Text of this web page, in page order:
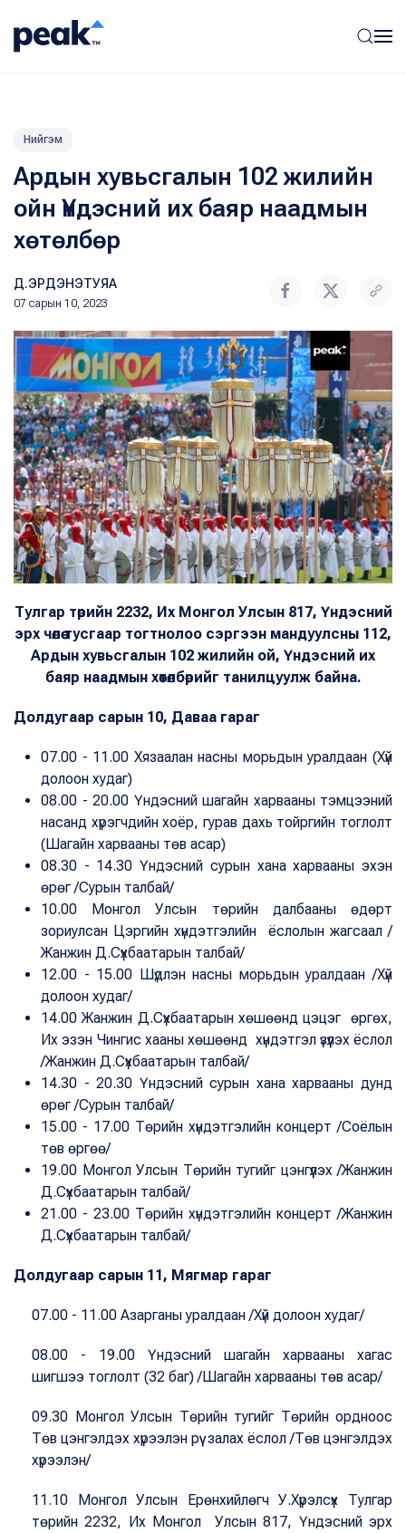
Нийгэм
Ардын хувьсгалын 102 жилийн
ойн Үндэсний их баяр наадмын
хөтөлбөр
Д.ЭРДЭНЭТУЯА
07 сарын 10, 2023
Тулгар төрийн 2232, Их Монгол Улсын 817, Үндэсний
эрх чөлөө тусгаар тогтнолоо сэргээн мандуулсны 112,
Ардын хувьсгалын 102 жилийн ой, Үндэсний их
баяр наадмын хөтөлбөрийг танилцуулж байна.
Долдугаар сарын 10, Даваа гараг
07.00 - 11.00 Хязаалан насны морьдын уралдаан (Хүй
долоон худаг)
08.00 - 20.00 Үндэсний шагайн харвааны тэмцээний
насанд хүрэгчдийн хоёр, гурав дахь тойргийн тоглолт
(Шагайн харвааны төв асар)
08.30 - 14.30 Үндэсний сурын хана харвааны эхэн
өрөг /Сурын талбай/
10.00 Монгол Улсын төрийн далбааны өдөрт
зориулсан Цэргийн хүндэтгэлийн ёслолын жагсаал /
Жанжин Д.Сүхбаатарын талбай/
12.00 - 15.00 Шүдлэн насны морьдын уралдаан /Хүй
долоон худаг/
14.00 Жанжин Д.Сүхбаатарын хөшөөнд цэцэг өргөх,
Их эзэн Чингис хааны хөшөөнд хүндэтгэл үзүүлэх ёслол
/Жанжин Д.Сүхбаатарын талбай/
14.30 - 20.30 Үндэсний сурын хана харвааны дунд
өрөг /Сурын талбай/
15.00 - 17.00 Төрийн хүндэтгэлийн концерт /Соёлын
төв өргөө/
19.00 Монгол Улсын Төрийн тугийг цэнгүүлэх /Жанжин
Д.Сүхбаатарын талбай/
21.00 - 23.00 Төрийн хүндэтгэлийн концерт /Жанжин
Д.Сүхбаатарын талбай/
Долдугаар сарын 11, Мягмар гараг
07.00 - 11.00 Азарганы уралдаан /Хүй долоон худаг/
08.00 - 19.00 Үндэсний шагайн харвааны хагас
шигшээ тоглолт (32 баг) /Шагайн харвааны төв асар/
09.30 Монгол Улсын Төрийн тугийг Төрийн ордноос
Төв цэнгэлдэх хүрээлэн рүү залах ёслол /Төв цэнгэлдэх
хүрээлэн/
11.10 Монгол Улсын Ерөнхийлөгч У.Хүрэлсүх Тулгар
төрийн 2232, Их Монгол Улсын 817, Үндэсний эрх